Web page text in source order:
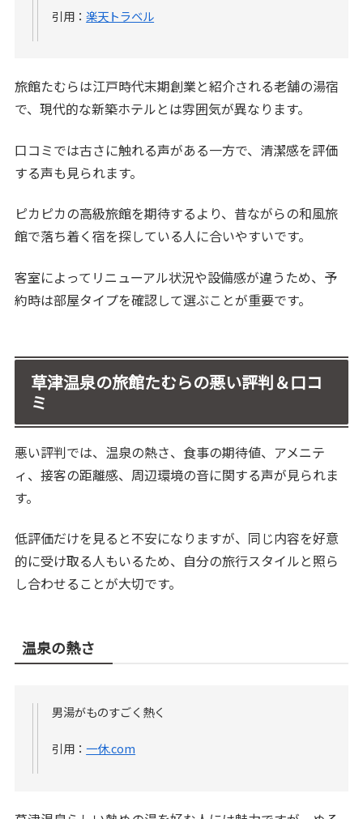
引用：楽天トラベル
旅館たむらは江戸時代末期創業と紹介される老舗の湯宿
で、現代的な新築ホテルとは雰囲気が異なります。
口コミでは古さに触れる声がある一方で、清潔感を評価
する声も見られます。
ピカピカの高級旅館を期待するより、昔ながらの和風旅
館で落ち着く宿を探している人に合いやすいです。
客室によってリニューアル状況や設備感が違うため、予
約時は部屋タイプを確認して選ぶことが重要です。
草津温泉の旅館たむらの悪い評判＆口コ
ミ
悪い評判では、温泉の熱さ、食事の期待値、アメニテ
ィ、接客の距離感、周辺環境の音に関する声が見られま
す。
低評価だけを見ると不安になりますが、同じ内容を好意
的に受け取る人もいるため、自分の旅行スタイルと照ら
し合わせることが大切です。
温泉の熱さ
男湯がものすごく熱く
引用：一休.com